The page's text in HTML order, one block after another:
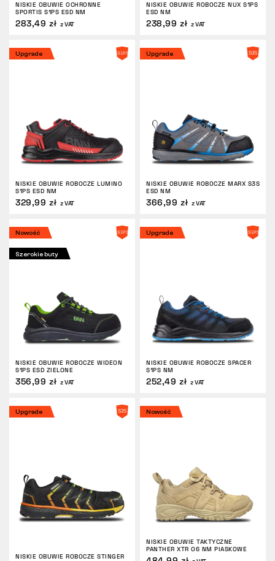
NISKIE OBUWIE OCHRONNE
SPORTIS S1PS ESD NM
283,49 zł z VAT
NISKIE OBUWIE ROBOCZE NUX S1PS
ESD NM
238,99 zł z VAT
Upgrade
NISKIE OBUWIE ROBOCZE LUMINO
S1PS ESD NM
329,99 zł z VAT
Upgrade
NISKIE OBUWIE ROBOCZE MARX S3S
ESD NM
366,99 zł z VAT
Nowość
Szerokie buty
NISKIE OBUWIE ROBOCZE WIDEON
S1PS ESD ZIELONE
356,99 zł z VAT
Upgrade
NISKIE OBUWIE ROBOCZE SPACER
S1PS NM
252,49 zł z VAT
Upgrade
NISKIE OBUWIE ROBOCZE STINGER
Nowość
NISKIE OBUWIE TAKTYCZNE
PANTHER XTR O6 NM PIASKOWE